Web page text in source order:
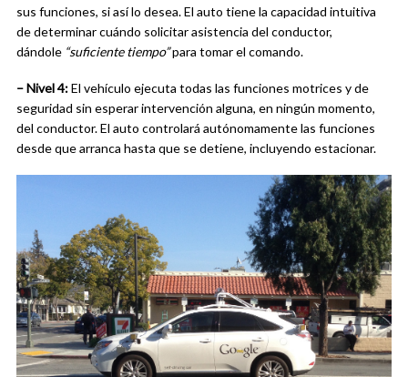
sus funciones, si así lo desea. El auto tiene la capacidad intuitiva
de determinar cuándo solicitar asistencia del conductor,
dándole “suficiente tiempo”para tomar el comando.
– Nivel 4:El vehículo ejecuta todas las funciones motrices y de
seguridad sin esperar intervención alguna, en ningún momento,
del conductor. El auto controlará autónomamente las funciones
desde que arranca hasta que se detiene, incluyendo estacionar.